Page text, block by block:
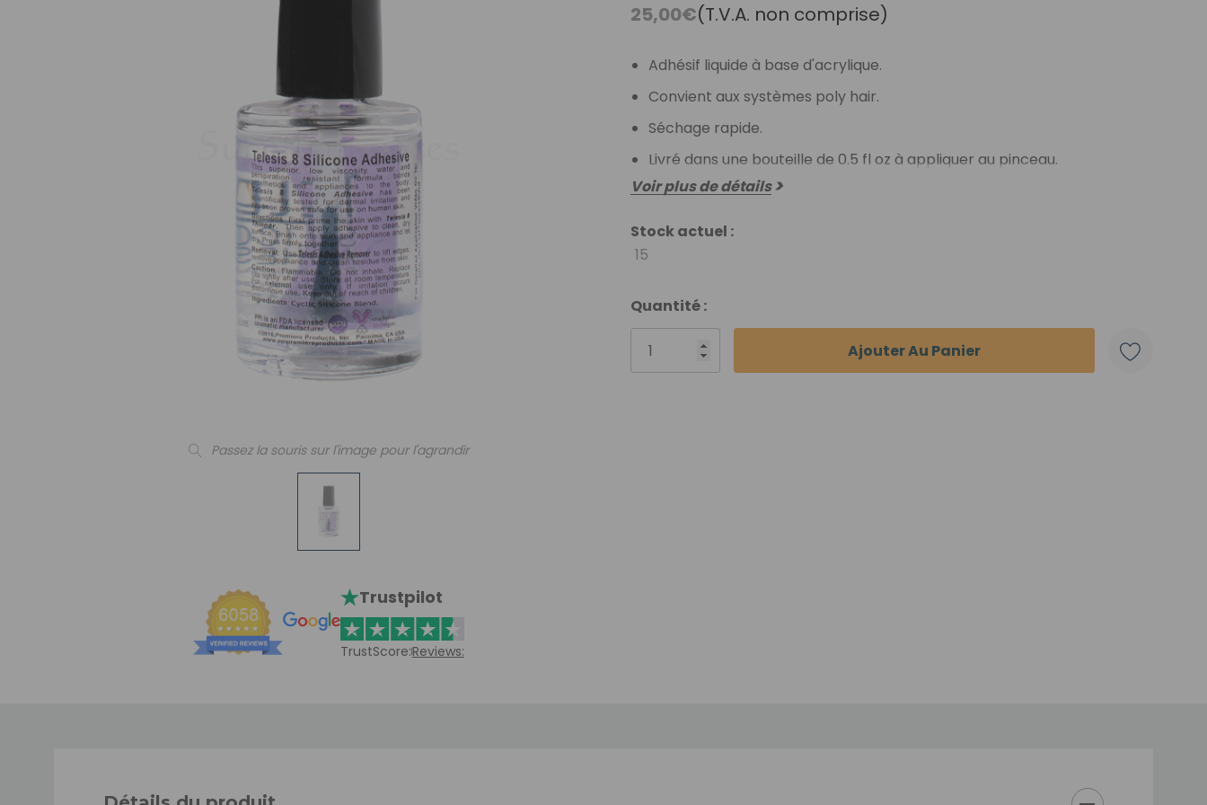
Passez la souris sur l'image pour l'agrandir
Trustpilot
TrustScore:Reviews:
25,00€(T.V.A. non comprise)
Adhésif liquide à base d'acrylique.
Convient aux systèmes poly hair.
Séchage rapide.
Livré dans une bouteille de 0.5 fl oz à appliquer au pinceau.
Voir plus de détails
Stock actuel :
15
Quantité :